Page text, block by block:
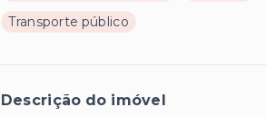
Transporte público
Descrição do imóvel